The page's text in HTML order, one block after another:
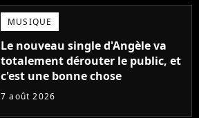
MUSIQUE
Le nouveau single d'Angèle va
totalement dérouter le public, et
c'est une bonne chose
7 août 2026